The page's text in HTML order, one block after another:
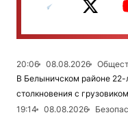
20:06 08.08.2026
В Белыничском районе 22-
столкновения с
19:14
08.08.2026